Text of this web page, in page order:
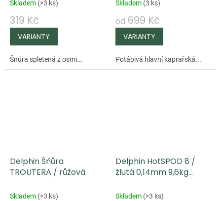
Skladem (>3 ks)
319 Kč
Šnůra spletená z osmi...
Skladem (3 ks)
od 699 Kč
Potápivá hlavní kaprařská...
Delphin Šňůra
TROUTERA / růžová
Skladem (>3 ks)
Delphin HotSPOD 8 /
žlutá 0,14mm 9,6kg
Skladem (>3 ks)